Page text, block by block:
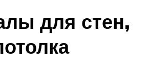
для стен,